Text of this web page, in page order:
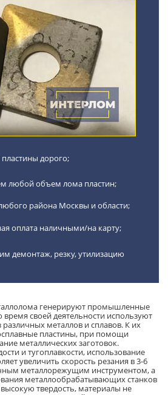
дорого;
любой объем лома пластин;
района Москвы и области;
оплата наличными/на карту;
демонтаж, резку, утилизацию
генерируют промышленные
своей деятельности используют
металлов и сплавов. К их
пластины, при помощи
металлических заготовок.
и тугоплавкости, использование
увеличить скорость резания в 3-6
металлорежущим инструментом, а
металлообрабатывающих станков
твердость, материалы не